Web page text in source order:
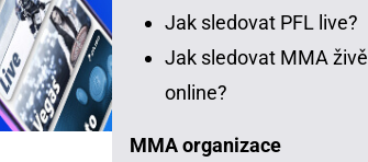
Jak sledovat PFL live?
Jak sledovat MMA živě
online?
MMA organizace